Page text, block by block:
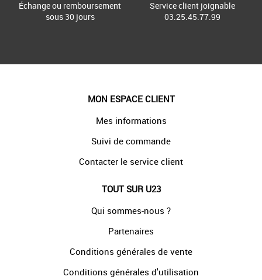
Échange ou remboursement
sous 30 jours
Service client joignable
03.25.45.77.99
MON ESPACE CLIENT
Mes informations
Suivi de commande
Contacter le service client
TOUT SUR U23
Qui sommes-nous ?
Partenaires
Conditions générales de vente
Conditions générales d'utilisation